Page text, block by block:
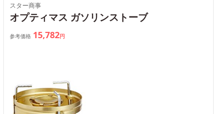
スター商事
オプティマス ガソリンストーブ
参考価格 15,782円